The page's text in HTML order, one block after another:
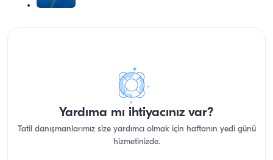
Yardıma mı ihtiyacınız var?
Tatil danışmanlarımız size yardımcı olmak için haftanın yedi günü
hizmetinizde.